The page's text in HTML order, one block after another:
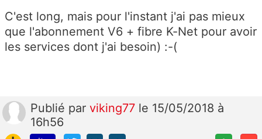
C'est long, mais pour l'instant j'ai pas mieux
que l'abonnement V6 + fibre K-Net pour avoir
les services dont j'ai besoin) :-(
Publié par viking77 le 15/05/2018 à
16h56